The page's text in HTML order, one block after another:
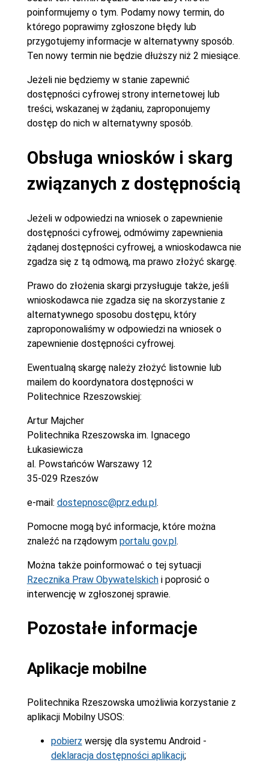
poinformujemy o tym. Podamy nowy termin, do
którego poprawimy zgłoszone błędy lub
przygotujemy informacje w alternatywny sposób.
Ten nowy termin nie będzie dłuższy niż 2 miesiące.
Jeżeli nie będziemy w stanie zapewnić
dostępności cyfrowej strony internetowej lub
treści, wskazanej w żądaniu, zaproponujemy
dostęp do nich w alternatywny sposób.
Obsługa wniosków i skarg
związanych z dostępnością
Jeżeli w odpowiedzi na wniosek o zapewnienie
dostępności cyfrowej, odmówimy zapewnienia
żądanej dostępności cyfrowej, a wnioskodawca nie
zgadza się z tą odmową, ma prawo złożyć skargę.
Prawo do złożenia skargi przysługuje także, jeśli
wnioskodawca nie zgadza się na skorzystanie z
alternatywnego sposobu dostępu, który
zaproponowaliśmy w odpowiedzi na wniosek o
zapewnienie dostępności cyfrowej.
Ewentualną skargę należy złożyć listownie lub
mailem do koordynatora dostępności w
Politechnice Rzeszowskiej:
Artur Majcher
Politechnika Rzeszowska im. Ignacego
Łukasiewicza
al. Powstańców Warszawy 12
35-029 Rzeszów
e-mail: dostepnosc@prz.edu.pl.
Pomocne mogą być informacje, które można
znaleźć na rządowym portalu gov.pl.
Można także poinformować o tej sytuacji
Rzecznika Praw Obywatelskichi poprosić o
interwencję w zgłoszonej sprawie.
Pozostałe informacje
Aplikacje mobilne
Politechnika Rzeszowska umożliwia korzystanie z
aplikacji Mobilny USOS:
pobierz wersję dla systemu Android -
deklaracja dostępności aplikacji;